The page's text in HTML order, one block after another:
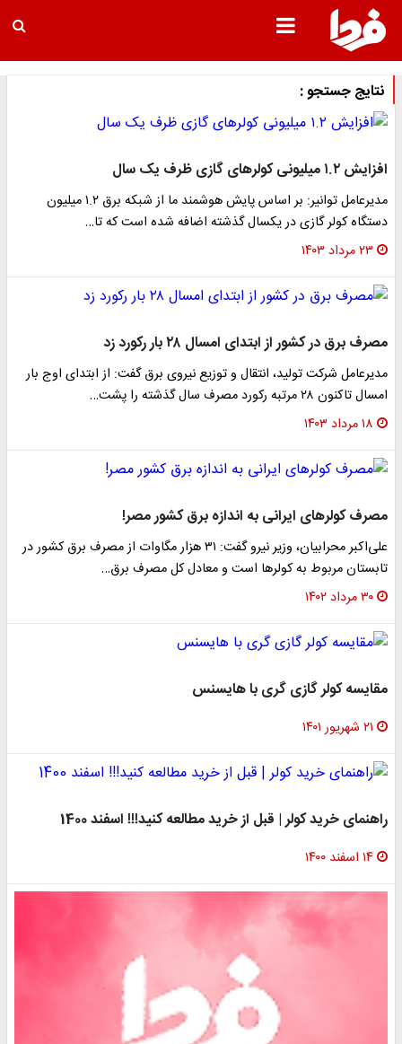
نتایج جستجو :
افزایش ۱.۲ میلیونی کولرهای گازی ظرف یک سال
مدیرعامل توانیر: بر اساس پایش هوشمند ما از شبکه برق ۱.۲ میلیون
دستگاه کولر گازی در یکسال گذشته اضافه شده است که تا…
۲۳ مرداد ۱۴۰۳
مصرف برق در کشور از ابتدای امسال ۲۸ بار رکورد زد
مدیرعامل شرکت تولید، انتقال و توزیع نیروی برق گفت: از ابتدای اوج بار
امسال تاکنون ٢٨ مرتبه رکورد مصرف سال گذشته را پشت…
۱۸ مرداد ۱۴۰۳
مصرف کولرهای ایرانی به اندازه برق کشور مصر!
علی‌اکبر محرابیان، وزیر نیرو گفت: ۳۱ هزار مگاوات از مصرف برق کشور در
تابستان مربوط به کولرها است و معادل کل مصرف برق…
۳۰ مرداد ۱۴۰۲
مقایسه کولر گازی گری با هایسنس
۲۱ شهریور ۱۴۰۱
راهنمای خرید کولر | قبل از خرید مطالعه کنید!!! اسفند 1400
۱۴ اسفند ۱۴۰۰